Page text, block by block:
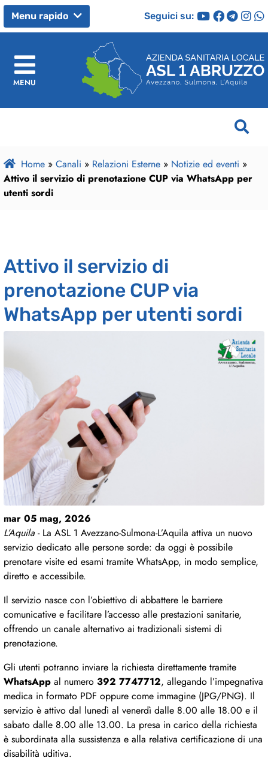
Menu rapido Seguici su:
MENU
Home » Canali » Relazioni Esterne » Notizie ed eventi »
Attivo il servizio di prenotazione CUP via WhatsApp per
utenti sordi
Attivo il servizio di
prenotazione CUP via
WhatsApp per utenti sordi
mar 05 mag, 2026
L’Aquila - La ASL 1 Avezzano-Sulmona-L’Aquila attiva un nuovo
servizio dedicato alle persone sorde: da oggi è possibile
prenotare visite ed esami tramite WhatsApp, in modo semplice,
diretto e accessibile.
Il servizio nasce con l’obiettivo di abbattere le barriere
comunicative e facilitare l’accesso alle prestazioni sanitarie,
offrendo un canale alternativo ai tradizionali sistemi di
prenotazione.
Gli utenti potranno inviare la richiesta direttamente tramite
WhatsApp al numero 392 7747712, allegando l’impegnativa
medica in formato PDF oppure come immagine (JPG/PNG). Il
servizio è attivo dal lunedì al venerdì dalle 8.00 alle 18.00 e il
sabato dalle 8.00 alle 13.00. La presa in carico della richiesta
è subordinata alla sussistenza e alla relativa certificazione di una
disabilità uditiva.